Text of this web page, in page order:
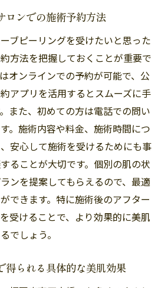
ロンでの施術予約方法
ブピーリングを受けたいと思った
方法を把握しておくことが重要で
オンラインでの予約が可能で、公
アプリを活用するとスムーズに手
また、初めての方は電話での問い
。施術内容や料金、施術時間につ
安心して施術を受けるためにも事
ることが大切です。個別の肌の状
ンを提案してもらえるので、最適
できます。特に施術後のアフター
受けることで、より効果的に美肌
でしょう。
得られる具体的な美肌効果